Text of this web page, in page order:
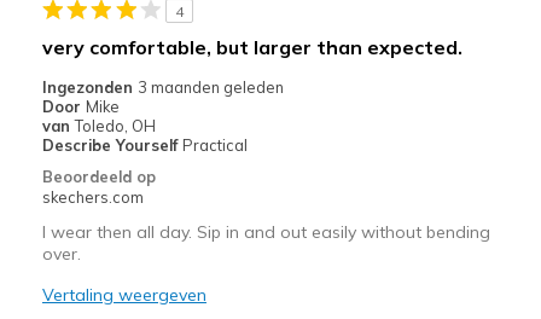
Travel 4
very comfortable, but larger than expected.
Ingezonden 3 maanden geleden
Door Mike
van Toledo, OH
Describe Yourself Practical
Beoordeeld op
skechers.com
I wear then all day. Sip in and out easily without bending
over.
Vertaling weergeven